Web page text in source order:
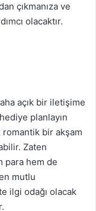
çıkmanıza ve
olacaktır.
açık bir iletişime
planlayın
bir akşam
Zaten
para hem de
mutlu
ilgi odağı olacak